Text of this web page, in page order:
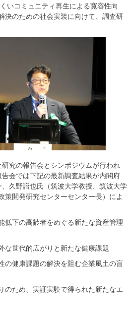
いコミュニティ再生による寛容性向
決のための社会実装に向けて、調査研
究の報告会とシンポジウムが行われ
会では下記の最新調査結果が内閣府
久野譜也氏（筑波大学教授、筑波大学
策開発研究センターセンター長）によ
低下の高齢者をめぐる新たな資産管理
な世代的広がりと新たな健康課題
の健康課題の解決を阻む企業風土の盲
のため、実証実験で得られた新たなエ